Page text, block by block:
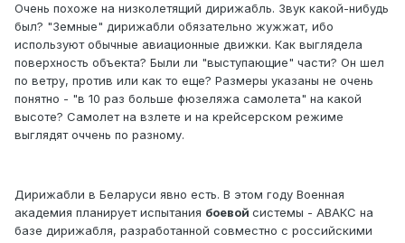
Очень похоже на низколетящий дирижабль. Звук какой-нибудь
был? "Земные" дирижабли обязательно жужжат, ибо
используют обычные авиационные движки. Как выглядела
поверхность объекта? Были ли "выступающие" части? Он шел
по ветру, против или как то еще? Размеры указаны не очень
понятно - "в 10 раз больше фюзеляжа самолета" на какой
высоте? Самолет на взлете и на крейсерском режиме
выглядят оччень по разному.
Дирижабли в Беларуси явно есть. В этом году Военная
академия планирует испытания боевой системы - АВАКС на
базе дирижабля, разработанной совместно с российскими